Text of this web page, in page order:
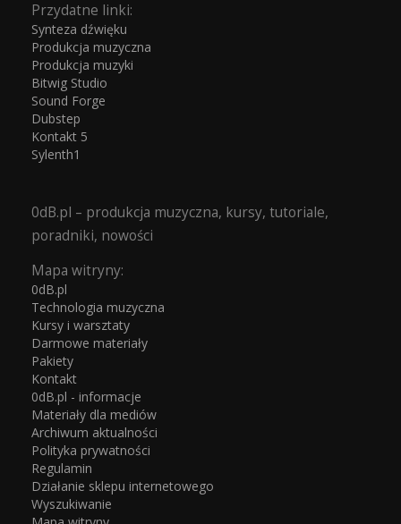
Przydatne linki:
Synteza dźwięku
Produkcja muzyczna
Produkcja muzyki
Bitwig Studio
Sound Forge
Dubstep
Kontakt 5
Sylenth1
0dB.pl – produkcja muzyczna, kursy, tutoriale,
poradniki, nowości
Mapa witryny:
0dB.pl
Technologia muzyczna
Kursy i warsztaty
Darmowe materiały
Pakiety
Kontakt
0dB.pl - informacje
Materiały dla mediów
Archiwum aktualności
Polityka prywatności
Regulamin
Działanie sklepu internetowego
Wyszukiwanie